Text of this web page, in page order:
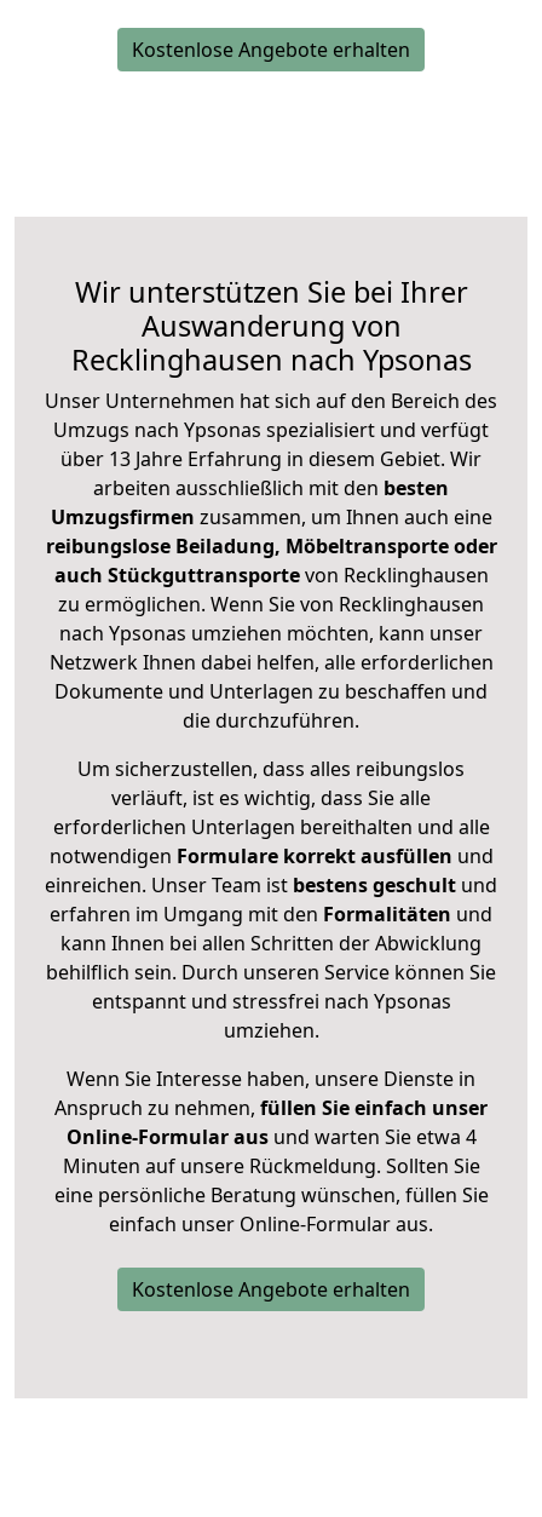
Kostenlose Angebote erhalten
Wir unterstützen Sie bei Ihrer
Auswanderung von
Recklinghausen nach Ypsonas
Unser Unternehmen hat sich auf den Bereich des
Umzugs nach Ypsonas spezialisiert und verfügt
über 13 Jahre Erfahrung in diesem Gebiet. Wir
arbeiten ausschließlich mit den besten
Umzugsfirmen zusammen, um Ihnen auch eine
reibungslose Beiladung, Möbeltransporte oder
auch Stückguttransportevon Recklinghausen
zu ermöglichen. Wenn Sie von Recklinghausen
nach Ypsonas umziehen möchten, kann unser
Netzwerk Ihnen dabei helfen, alle erforderlichen
Dokumente und Unterlagen zu beschaffen und
die durchzuführen.
Um sicherzustellen, dass alles reibungslos
verläuft, ist es wichtig, dass Sie alle
erforderlichen Unterlagen bereithalten und alle
notwendigen Formulare korrekt ausfüllen und
einreichen. Unser Team ist bestens geschult und
erfahren im Umgang mit den Formalitäten und
kann Ihnen bei allen Schritten der Abwicklung
behilflich sein. Durch unseren Service können Sie
entspannt und stressfrei nach Ypsonas
umziehen.
Wenn Sie Interesse haben, unsere Dienste in
Anspruch zu nehmen, füllen Sie einfach unser
Online-Formular ausund warten Sie etwa 4
Minuten auf unsere Rückmeldung. Sollten Sie
eine persönliche Beratung wünschen, füllen Sie
einfach unser Online-Formular aus.
Kostenlose Angebote erhalten